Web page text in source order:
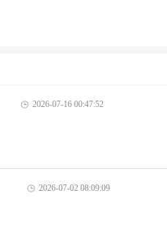
2026-07-16 00:47:52
2026-07-02 08:09:09